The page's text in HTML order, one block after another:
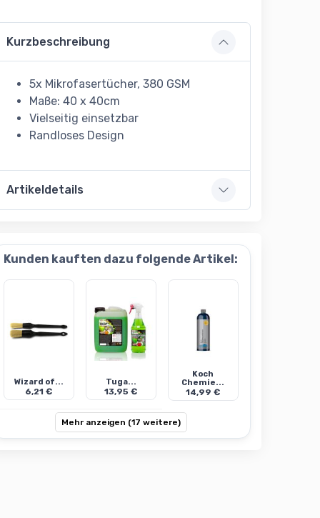
Kurzbeschreibung
5x Mikrofasertücher, 380 GSM
Maße: 40 x 40cm
Vielseitig einsetzbar
Randloses Design
Artikeldetails
Kunden kauften dazu folgende Artikel:
Wizard of...
6,21 €
Tuga...
13,95 €
Koch
Chemie...
14,99 €
Mehr anzeigen (17 weitere)